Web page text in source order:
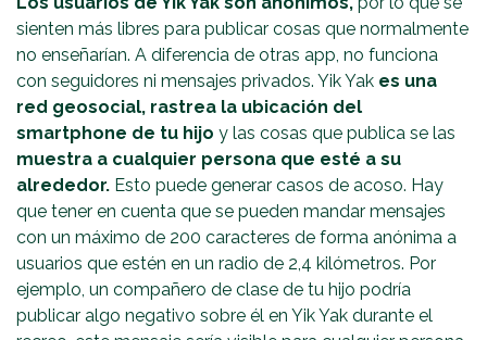
sienten más libres para publicar cosas que normalmente
no enseñarían. A diferencia de otras app, no funciona
con seguidores ni mensajes privados. Yik Yak es una
red geosocial, rastrea la ubicación del
smartphone de tu hijo y las cosas que publica se las
muestra a cualquier persona que esté a su
alrededor. Esto puede generar casos de acoso. Hay
que tener en cuenta que se pueden mandar mensajes
con un máximo de 200 caracteres de forma anónima a
usuarios que estén en un radio de 2,4 kilómetros. Por
ejemplo, un compañero de clase de tu hijo podría
publicar algo negativo sobre él en Yik Yak durante el